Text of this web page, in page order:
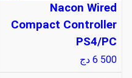
Nacon Wired
Compact Controller
PS4/PC
6 500 دج